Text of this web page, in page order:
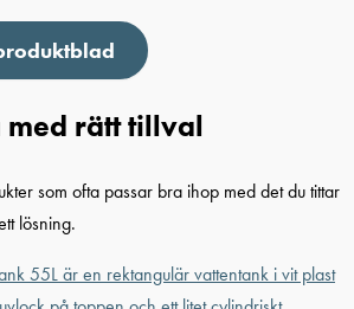
med rätt tillval
som ofta passar bra ihop med det du tittar
lösning.